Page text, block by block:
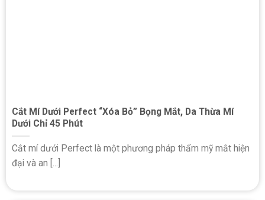
Cắt Mí Dưới Perfect “Xóa Bỏ” Bọng Mắt, Da Thừa Mí
Dưới Chỉ 45 Phút
Cắt mí dưới Perfect là một phương pháp thẩm mỹ mắt hiện
đại và an [...]